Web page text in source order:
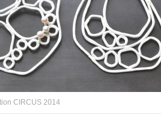
CIRCUS 2014